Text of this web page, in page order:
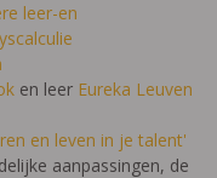
leer-en
en leer Eureka Leuven
en leven in je talent'
aanpassingen, de